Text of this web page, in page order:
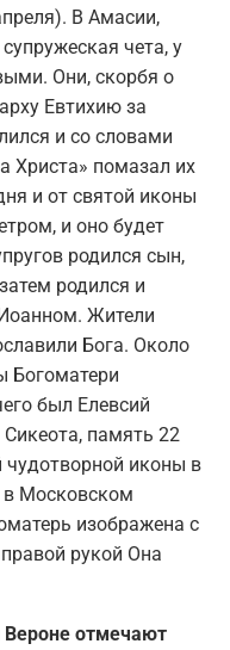
В Амасии,
чета, у
Они, скорбя о
Евтихию за
и со словами
Христа» помазал их
и от святой иконы
и оно будет
родился сын,
родился и
Жители
Бога. Около
Богоматери
был Елевсий
память 22
чудотворной иконы в
в Московском
изображена с
рукой Она
Вероне отмечают